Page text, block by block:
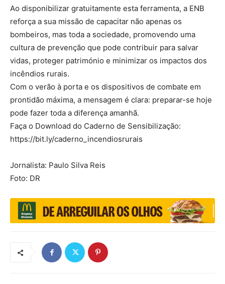
Ao disponibilizar gratuitamente esta ferramenta, a ENB
reforça a sua missão de capacitar não apenas os
bombeiros, mas toda a sociedade, promovendo uma
cultura de prevenção que pode contribuir para salvar
vidas, proteger património e minimizar os impactos dos
incêndios rurais.
Com o verão à porta e os dispositivos de combate em
prontidão máxima, a mensagem é clara: preparar-se hoje
pode fazer toda a diferença amanhã.
Faça o Download do Caderno de Sensibilização:
https://bit.ly/caderno_incendiosrurais
Jornalista: Paulo Silva Reis
Foto: DR